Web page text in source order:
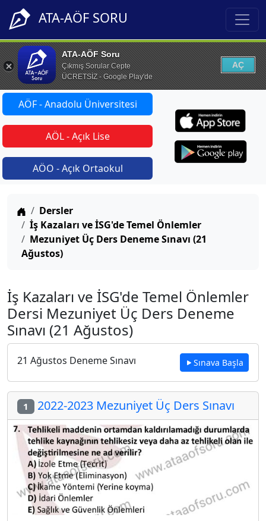
ATA-AÖF SORU
ATA-AÖF Soru
Çıkmış Sorular Cepte
ÜCRETSİZ - Google Play'de
AÇ
AÖF - Anadolu Üniversitesi
AÖL - Açık Lise
AÖO - Açık Ortaokul
Anasayfa
Dersler
İş Kazaları ve İSG'de Temel Önlemler
Mezuniyet Üç Ders Deneme Sınavı (21
Ağustos)
İş Kazaları ve İSG'de Temel Önlemler
Dersi Mezuniyet Üç Ders Deneme
Sınavı (21 Ağustos)
21 Ağustos Deneme Sınavı Sınava Başla
1 2022-2023 Mezuniyet Üç Ders Sınavı